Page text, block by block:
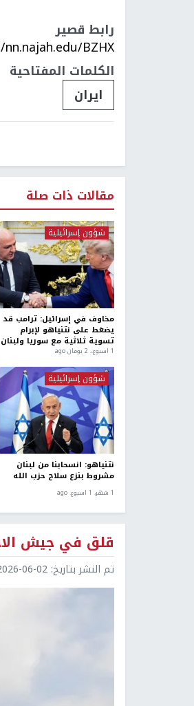
رابط قصير
BZHX/
الكلمات المفتاحية
ايران
مقالات ذات صلة
شؤون إسرائيلية
مخاوف في إسرائيل: ترامب قد
يضغط على نتنياهو لإبرام
تسوية ثلاثية مع سوريا ولبنان
1 اسبوع.، 2 يومان ago
شؤون إسرائيلية
نتنياهو: انسحابنا من لبنان
مشروط بنزع سلاح حزب الله
1 شهر، 1 اسبوع. ago
قلق في جيش
تم النشر بتاريخ: 06-02 12:31